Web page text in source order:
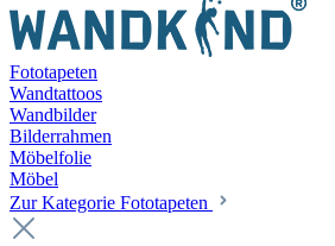
Fototapeten
Wandtattoos
Wandbilder
Bilderrahmen
Möbelfolie
Möbel
Zur Kategorie Fototapeten